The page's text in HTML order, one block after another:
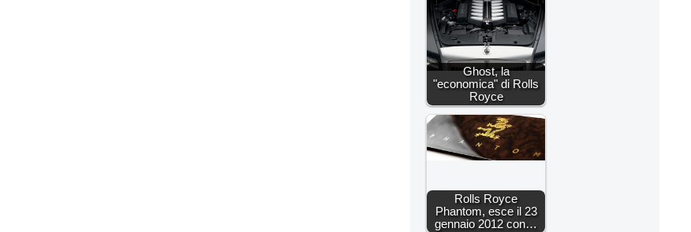
Ghost, la
"economica" di Rolls
Royce
Rolls Royce
Phantom, esce il 23
gennaio 2012 con…